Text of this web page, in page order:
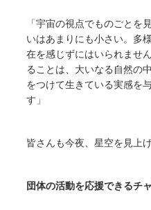
「宇宙の視点でものごとを
いはあまりにも小さい。多
在を感じずにはいられませ
ることは、大いなる自然の
をつけて生きている実感を
す」
皆さんも今夜、星空を見上
団体の活動を応援できるチ